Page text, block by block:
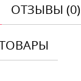
ОТЗЫВЫ (0)